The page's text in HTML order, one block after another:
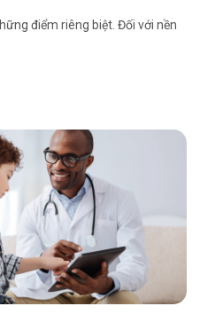
điểm riêng biệt. Đối với nền